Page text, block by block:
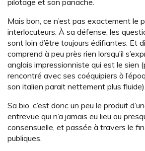
Mais bon, ce n’est pas exactement le
interlocuteurs. À sa défense, les
sont loin d’être toujours édifiantes. Et
comprend à peu près rien lorsqu’il
anglais impressionniste qui est le sien
rencontré avec ses coéquipiers à
son italien parait nettement plus fluide).
Sa bio, c’est donc un peu le produit
entrevue qui n’a jamais eu lieu ou
consensuelle, et passée à travers le
publiques.